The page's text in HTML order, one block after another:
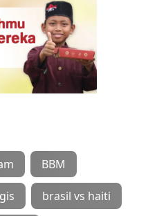
BBM
brasil vs haiti